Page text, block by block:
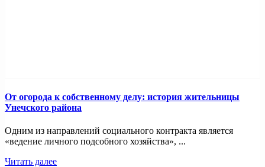
От огорода к собственному делу: история жительницы
Унечского района
Одним из направлений социального контракта является
«ведение личного подсобного хозяйства», ...
Читать далее